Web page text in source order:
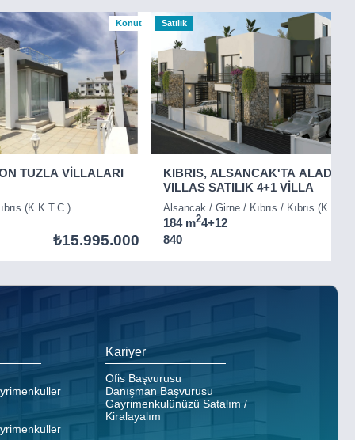
Konut
TUZLA VİLLALARI
(K.K.T.C.)
₺15.995.000
Satılık
KIBRIS, ALSANCAK'TA
VILLAS SATILIK 4+1 VİLLA
Alsancak / Girne / Kıbrıs / Kıbrıs
184 m24+12
840
Kariyer
Ofis Başvurusu
Danışman Başvurusu
Gayrimenkulünüzü Satalım /
Kiralayalım